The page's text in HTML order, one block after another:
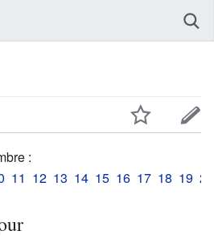
:
11 12 13 14 15 16 17 18 19 20